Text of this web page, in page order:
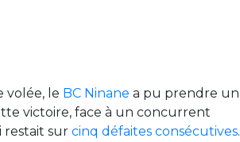
volée, le BC Ninane a pu prendre un
victoire, face à un concurrent
restait sur cinq défaites consécutives.